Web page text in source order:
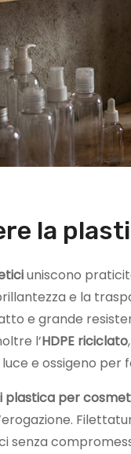
la
uniscono
e la
e grande
l’HDPE riciclato
e ossigeno per
plastica per
senza